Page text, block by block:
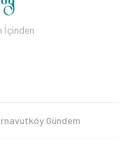
İçinden
Gündem